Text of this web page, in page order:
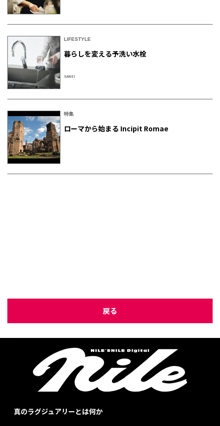
LIFESTYLE
暮らしを変える予洗い水栓
SANEI
特集
ローマから始まる Incipit Romae
戻る
真のラグジュアリーとは何か